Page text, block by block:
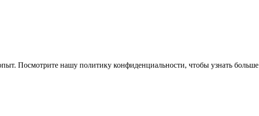
Посмотрите нашу политику конфиденциальности, чтобы узнать больше